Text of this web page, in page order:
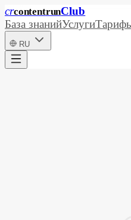
crcontentrunClub
База знанийУслуги
RU